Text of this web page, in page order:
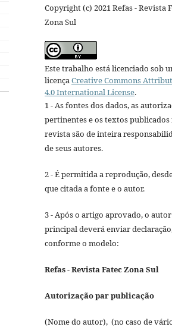
Copyright (c) 2021 Refas - Revista
Zona Sul
Este trabalho está licenciado sob
licençaCreative Commons
4.0 International License.
1 - As fontes dos dados, as
pertinentes e os textos publicados
revista são de inteira
de seus autores.
2 - É permitida a reprodução,
que citada a fonte e o autor.
3 - Após o artigo aprovado, o autor
principal deverá enviar
conforme o modelo:
Refas - Revista Fatec Zona Sul
Autorização par publicação
(Nome do autor), (no caso de